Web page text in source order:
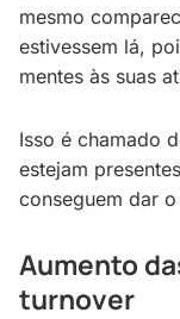
mesmo
estivessem lá,
mentes às suas
Isso é chamado
estejam
conseguem dar
Aumento
turnover